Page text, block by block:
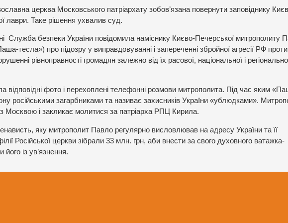
церква Московського патріархату зобов’язана повернути заповіднику
лаври. Таке рішення ухвалив суд.
Служба безпеки України повідомила наміснику Києво-Печерської митрополиту
тесла») про підозру у виправдовуванні і запереченні збройної агресії РФ проти
рівноправності громадян залежно від їх расової, національної і
відповідні фото і перехоплені телефонні розмови митрополита. Під час яким
російськими загарбниками та називає захисників України «ублюдками».
Москвою і закликає молитися за патріарха РПЦ Кирила.
яку митрополит Павло регулярно висловлював на адресу України та її
Російської церкви зібрали 33 млн. грн, аби внести за свого духовного ватажка-
його із ув’язнення.